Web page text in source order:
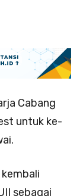
Cabang
untuk ke-
sebagai